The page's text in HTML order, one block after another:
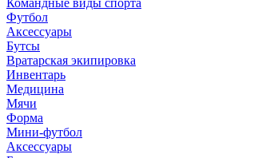
Командные виды спорта
Футбол
Аксессуары
Бутсы
Вратарская экипировка
Инвентарь
Медицина
Мячи
Форма
Мини-футбол
Аксессуары